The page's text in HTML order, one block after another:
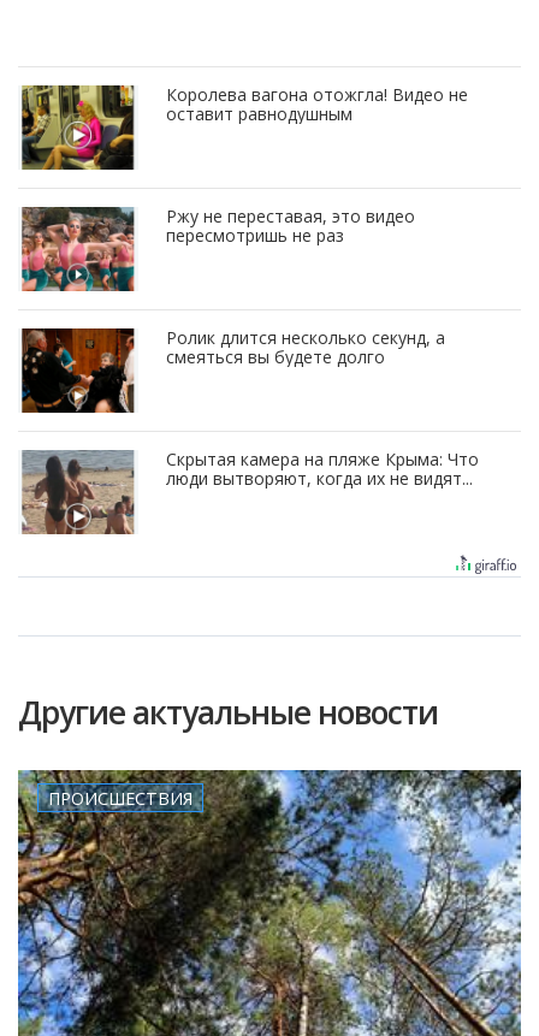
Королева вагона отожгла! Видео не
оставит равнодушным
Ржу не переставая, это видео
пересмотришь не раз
Ролик длится несколько секунд, а
смеяться вы будете долго
Скрытая камера на пляже Крыма: Что
люди вытворяют, когда их не видят...
Другие актуальные новости
ПРОИСШЕСТВИЯ